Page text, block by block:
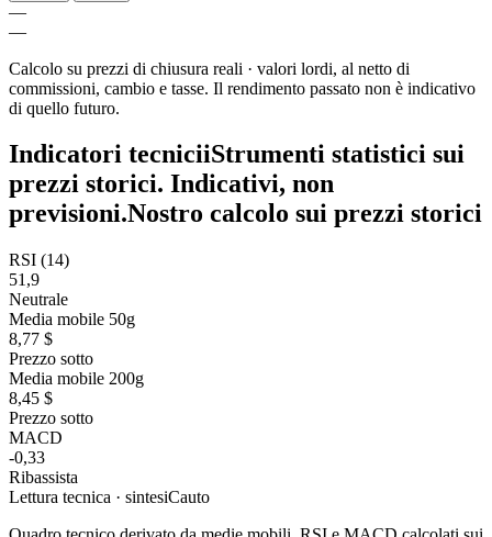
—
—
Calcolo su prezzi di chiusura reali · valori lordi, al netto di
commissioni, cambio e tasse. Il rendimento passato non è indicativo
di quello futuro.
Indicatori tecniciiStrumenti statistici sui
prezzi storici. Indicativi, non
previsioni.Nostro calcolo sui prezzi storici
RSI (14)
51,9
Neutrale
Media mobile 50g
8,77 $
Prezzo sotto
Media mobile 200g
8,45 $
Prezzo sotto
MACD
-0,33
Ribassista
Lettura tecnica · sintesiCauto